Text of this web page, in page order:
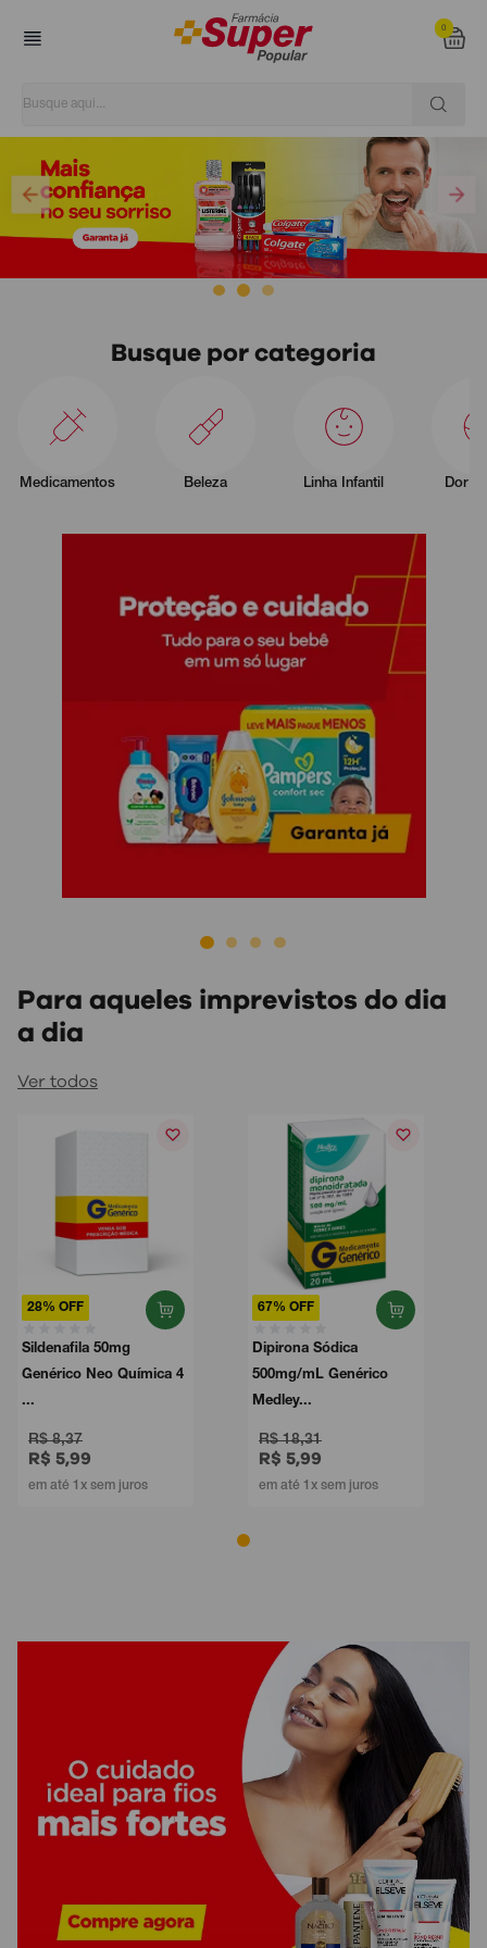
0
Busque por categoria
Medicamentos Beleza Linha Infantil Dor e
Para aqueles imprevistos do dia
a dia
Ver todos
28% OFF
Sildenafila 50mg
Genérico Neo Química 4
...
R$ 8,37
R$ 5,99
em até 1x sem juros
67% OFF
Dipirona Sódica
500mg/mL Genérico
Medley...
R$ 18,31
R$ 5,99
em até 1x sem juros